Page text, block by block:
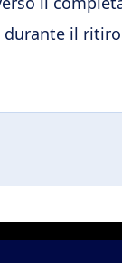
il